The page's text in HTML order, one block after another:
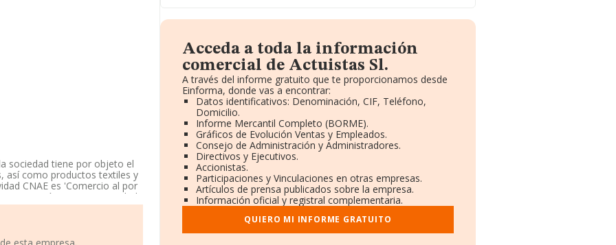
sociedad tiene por objeto el
así como productos textiles y
CNAE es 'Comercio al por
compañía no tiene actividad
De Francisco Fernandez
A Coruña, Galicia.
Acceda a toda la información
comercial de Actuistas Sl.
A través del informe gratuito que te proporcionamos desde
Einforma, donde vas a encontrar:
Datos identificativos: Denominación, CIF, Teléfono,
Domicilio.
Informe Mercantil Completo (BORME).
Gráficos de Evolución Ventas y Empleados.
Consejo de Administración y Administradores.
Directivos y Ejecutivos.
Accionistas.
Participaciones y Vinculaciones en otras empresas.
Artículos de prensa publicados sobre la empresa.
Información oficial y registral complementaria.
QUIERO MI INFORME GRATUITO